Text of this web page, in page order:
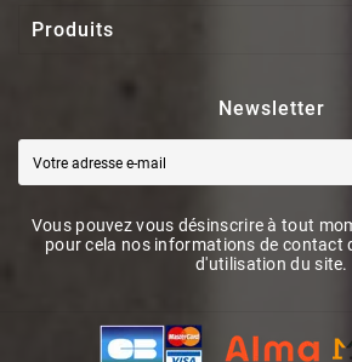
Produits
Newsletter
Vous pouvez vous désinscrire à tout
pour cela nos informations de contact
d'utilisation du site.